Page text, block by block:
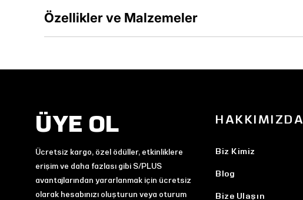
Özellikler ve Malzemeler
ÜYE OL
Ücretsiz kargo, özel ödüller, etkinliklere
erişim ve daha fazlası gibi S/PLUS
avantajlarından yararlanmak için ücretsiz
olarak hesabınızı oluşturun veya oturum
HAKKIMIZDA
Biz Kimiz
Blog
Bize Ulaşın